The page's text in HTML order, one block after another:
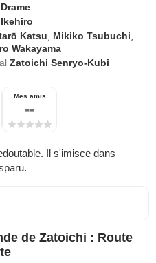
Drame
Katsu Mikiko Tsubuchi
Wakayama
Zatoichi Senryo-Kubi
Mes amis
--
Il s'imisce dans
de Zatoichi : Route